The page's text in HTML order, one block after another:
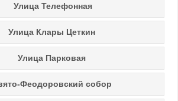
Улица Телефонная
Улица Клары Цеткин
Улица Парковая
Феодоровский собор